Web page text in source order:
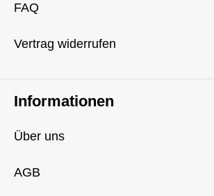
FAQ
Vertrag widerrufen
Informationen
Über uns
AGB